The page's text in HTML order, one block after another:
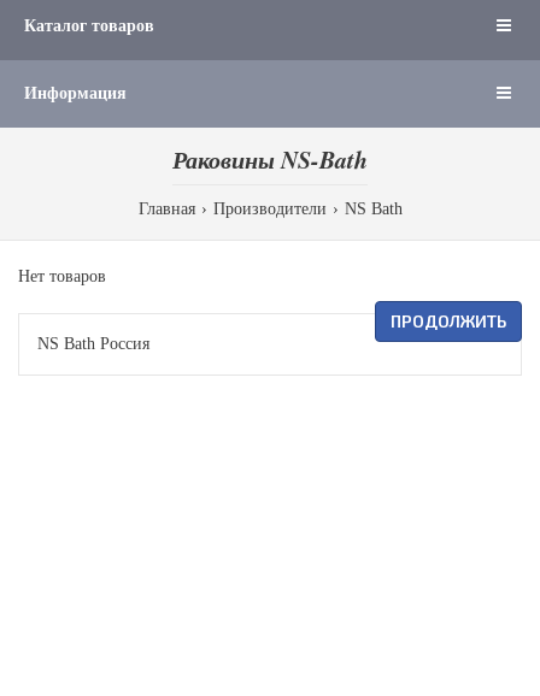
Каталог товаров
Информация
Раковины NS-Bath
Главная Производители NS Bath
Нет товаров
ПРОДОЛЖИТЬ
NS Bath Россия